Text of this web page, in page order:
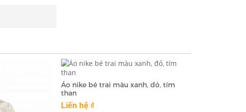
Áo nike bé trai màu xanh, đỏ, tím
than
Liên hệ ₫